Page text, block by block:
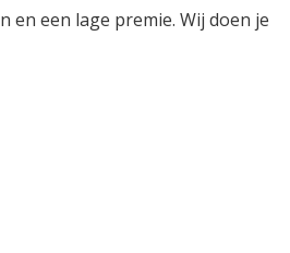
een lage premie. Wij doen je